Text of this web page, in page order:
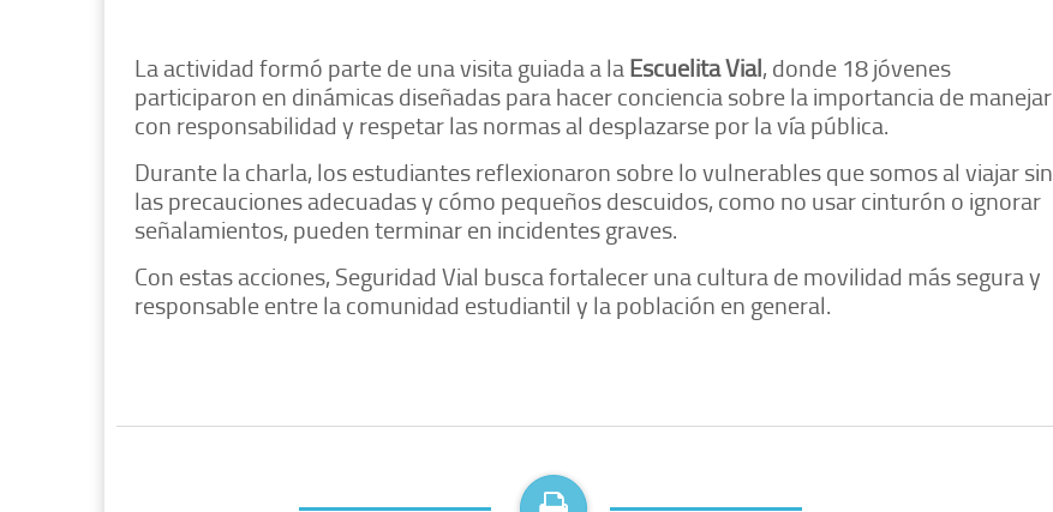
La actividad formó parte de una visita guiada a laEscuelita Vial, donde 18 jóvenes
participaron en dinámicas diseñadas para hacer conciencia sobre la importancia de manejar
con responsabilidad y respetar las normas al desplazarse por la vía pública.
Durante la charla, los estudiantes reflexionaron sobre lo vulnerables que somos al viajar sin
las precauciones adecuadas y cómo pequeños descuidos, como no usar cinturón o ignorar
señalamientos, pueden terminar en incidentes graves.
Con estas acciones, Seguridad Vial busca fortalecer una cultura de movilidad más segura y
responsable entre la comunidad estudiantil y la población en general.